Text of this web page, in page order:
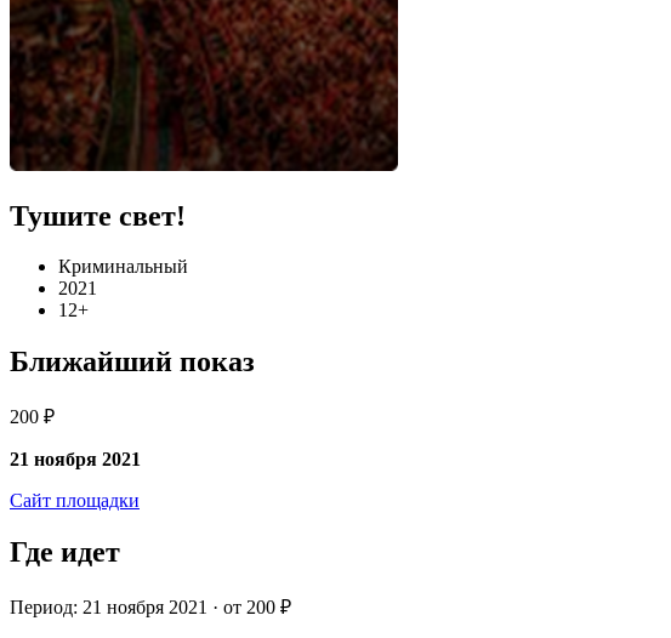
Тушите свет!
Криминальный
2021
12+
Ближайший показ
200 ₽
21 ноября 2021
Сайт площадки
Где идет
Период: 21 ноября 2021 · от 200 ₽